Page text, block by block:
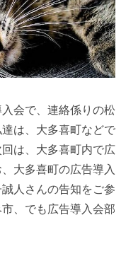
会で、連絡係りの松
は、大多喜町などで
は、大多喜町内で広
大多喜町の広告導入
人さんの告知をご参
、でも広告導入会部